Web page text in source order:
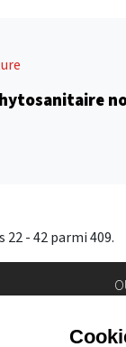
- 42 parmi 409.